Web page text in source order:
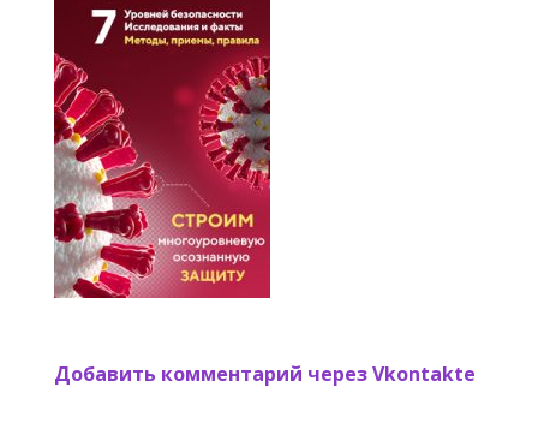
Добавить комментарий через Vkontakte